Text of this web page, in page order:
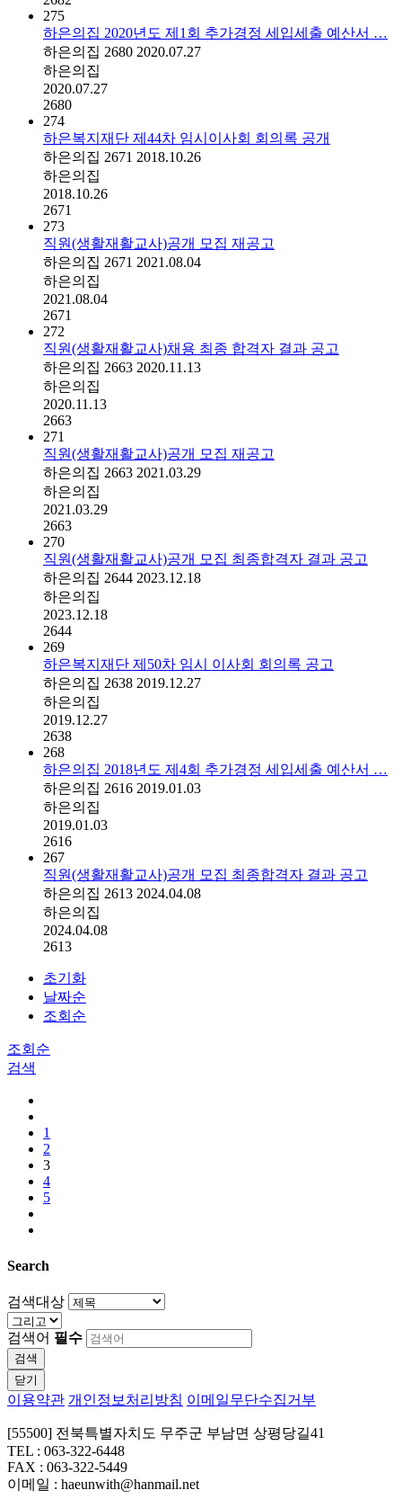
275
하은의집 2020년도 제1회 추가경정 세입세출 예산서 …
하은의집 2680 2020.07.27
하은의집
2020.07.27
2680
274
하은복지재단 제44차 임시이사회 회의록 공개
하은의집 2671 2018.10.26
하은의집
2018.10.26
2671
273
직원(생활재활교사)공개 모집 재공고
하은의집 2671 2021.08.04
하은의집
2021.08.04
2671
272
직원(생활재활교사)채용 최종 합격자 결과 공고
하은의집 2663 2020.11.13
하은의집
2020.11.13
2663
271
직원(생활재활교사)공개 모집 재공고
하은의집 2663 2021.03.29
하은의집
2021.03.29
2663
270
직원(생활재활교사)공개 모집 최종합격자 결과 공고
하은의집 2644 2023.12.18
하은의집
2023.12.18
2644
269
하은복지재단 제50차 임시 이사회 회의록 공고
하은의집 2638 2019.12.27
하은의집
2019.12.27
2638
268
하은의집 2018년도 제4회 추가경정 세입세출 예산서 …
하은의집 2616 2019.01.03
하은의집
2019.01.03
2616
267
직원(생활재활교사)공개 모집 최종합격자 결과 공고
하은의집 2613 2024.04.08
하은의집
2024.04.08
2613
초기화
날짜순
조회순
조회순
검색
1
2
3
4
5
Search
검색대상
검색어 필수
검색
닫기
이용약관 개인정보처리방침 이메일무단수집거부
[55500] 전북특별자치도 무주군 부남면 상평당길41
TEL : 063-322-6448
FAX : 063-322-5449
이메일 : haeunwith@hanmail.net